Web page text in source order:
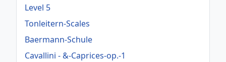
Level 5
Tonleitern-Scales
Baermann-Schule
Cavallini - &-Caprices-op.-1